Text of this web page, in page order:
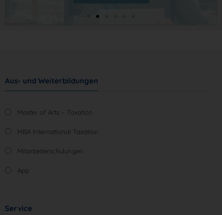
Aus- und Weiterbildungen
Master of Arts – Taxation
MBA International Taxation
Mitarbeiterschulungen
App
Service